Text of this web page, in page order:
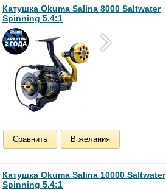
Катушка Okuma Salina 8000 Saltwater
Spinning 5.4:1
Сравнить В желания
Катушка Okuma Salina 10000 Saltwater
Spinning 5.4:1